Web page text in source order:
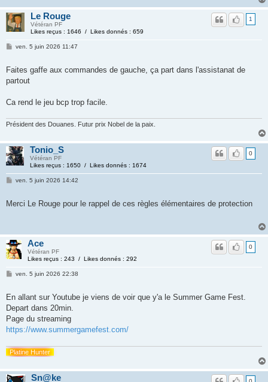
Le Rouge
Vétéran PF
Likes reçus : 1646 / Likes donnés : 659
1
ven. 5 juin 2026 11:47
Faites gaffe aux commandes de gauche, ça part dans l'assistanat de
partout
Ca rend le jeu bcp trop facile.
Président des Douanes. Futur prix Nobel de la paix.
Tonio_S
Vétéran PF
Likes reçus : 1650 / Likes donnés : 1674
0
ven. 5 juin 2026 14:42
Merci Le Rouge pour le rappel de ces règles élémentaires de protection
Ace
Vétéran PF
Likes reçus : 243 / Likes donnés : 292
0
ven. 5 juin 2026 22:38
En allant sur Youtube je viens de voir que y'a le Summer Game Fest.
Depart dans 20min.
Page du streaming
https://www.summergamefest.com/
Platine Hunter
Sn@ke